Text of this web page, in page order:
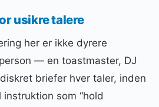
usikre talere
her er ikke dyrere
— en toastmaster, DJ
briefer hver taler, inden
som “hold